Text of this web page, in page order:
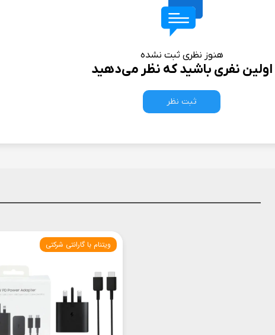
هنوز نظری ثبت نشده
اولین نفری باشید که نظر می‌دهید
ثبت نظر
ویتنام با گارانتی شرکتی